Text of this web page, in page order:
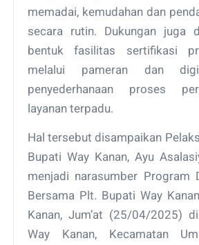
memadai, kemudahan dan
secara rutin. Dukungan juga
bentuk fasilitas sertifikasi
melalui pameran dan
penyederhanaan proses
layanan terpadu.
Hal tersebut disampaikan
Bupati Way Kanan, Ayu
menjadi narasumber Program
Bersama Plt. Bupati Way
Kanan, Jum’at (25/04/2025)
Way Kanan, Kecamatan